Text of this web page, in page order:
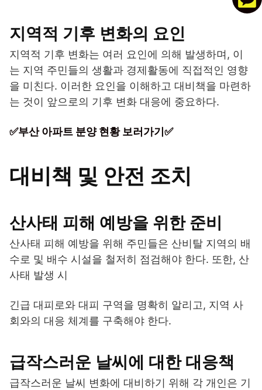
지역적 기후 변화의 요인
지역적 기후 변화는 여러 요인에 의해 발생하며, 이
는 지역 주민들의 생활과 경제활동에 직접적인 영향
을 미친다. 이러한 요인을 이해하고 대비책을 마련하
는 것이 앞으로의 기후 변화 대응에 중요하다.
✅부산 아파트 분양 현황 보러가기✅
대비책 및 안전 조치
산사태 피해 예방을 위한 준비
산사태 피해 예방을 위해 주민들은 산비탈 지역의 배
수로 및 배수 시설을 철저히 점검해야 한다. 또한, 산
사태 발생 시
긴급 대피로와 대피 구역을 명확히 알리고, 지역 사
회와의 대응 체계를 구축해야 한다.
급작스러운 날씨에 대한 대응책
급작스러운 날씨 변화에 대비하기 위해 각 개인은 기